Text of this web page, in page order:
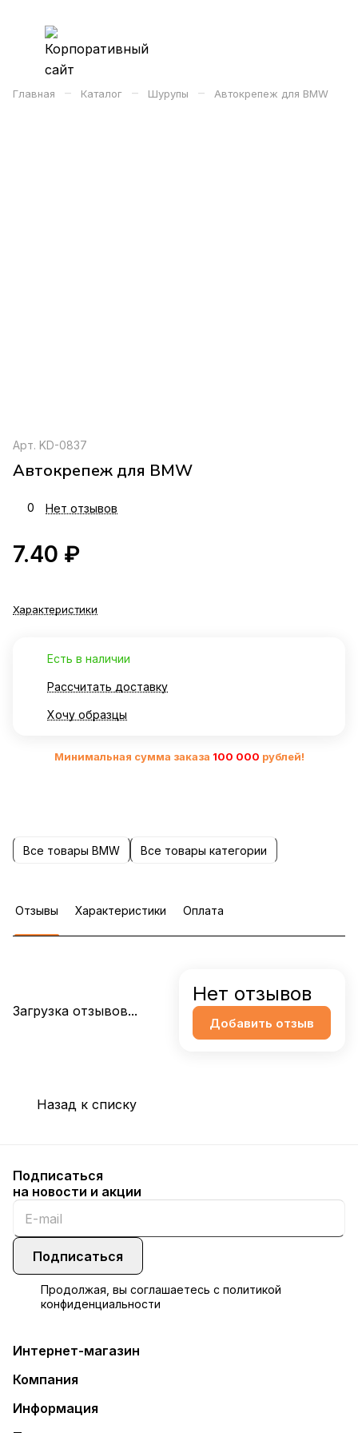
Главная – Каталог – Шурупы – Автокрепеж для BMW
Арт. KD-0837
Автокрепеж для BMW
0 Нет отзывов
7.40 ₽
Характеристики
Есть в наличии
Рассчитать доставку
Хочу образцы
Минимальная сумма заказа 100 000 рублей!
Все товары BMW Все товары категории
Отзывы Характеристики Оплата
Загрузка отзывов...
Нет отзывов
Добавить отзыв
Назад к списку
Подписаться
на новости и акции
Подписаться
Продолжая, вы соглашаетесь с политикой
конфиденциальности
Интернет-магазин
Компания
Информация